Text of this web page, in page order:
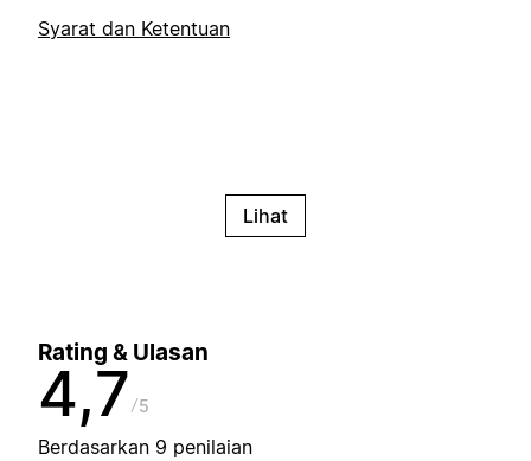
Syarat dan Ketentuan
Lihat
Rating & Ulasan
4,7 5
Berdasarkan 9 penilaian